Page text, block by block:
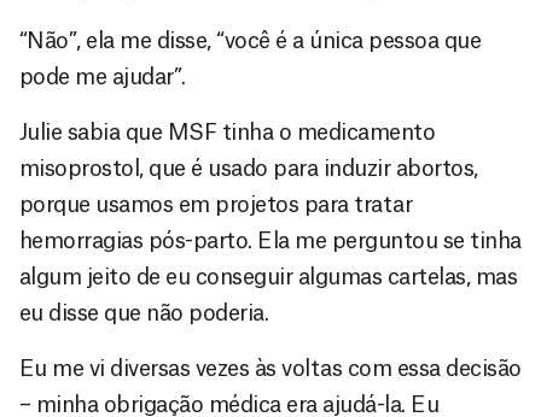
“Não”, ela me disse, “você é a única pessoa que
pode me ajudar”.
Julie sabia que MSF tinha o medicamento
misoprostol, que é usado para induzir abortos,
porque usamos em projetos para tratar
hemorragias pós-parto. Ela me perguntou se tinha
algum jeito de eu conseguir algumas cartelas, mas
eu disse que não poderia.
Eu me vi diversas vezes às voltas com essa decisão
– minha obrigação médica era ajudá-la. Eu